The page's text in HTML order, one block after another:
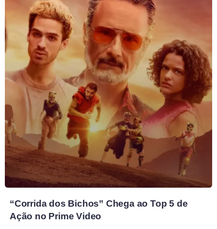
“Corrida dos Bichos” Chega ao Top 5 de
Ação no Prime Video